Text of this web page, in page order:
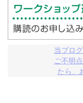
当ブロ
ご不明
たら、